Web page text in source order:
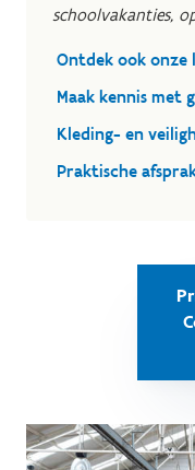
schoolvakanties,
Ontdek ook onze
Maak kennis met
Kleding- en
Praktische